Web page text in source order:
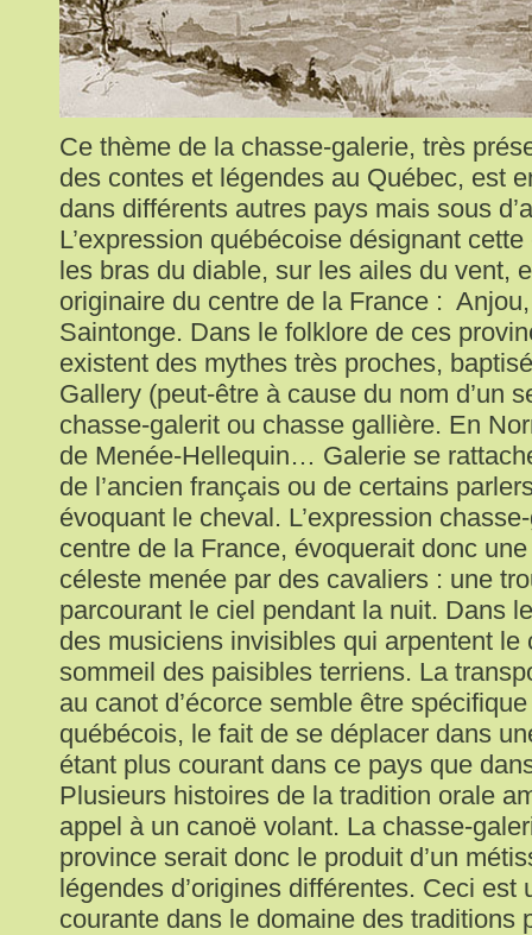
Ce thème de la chasse-galerie, très
des contes et légendes au Québec, est
dans différents autres pays mais sous
L’expression québécoise désignant
les bras du diable, sur les ailes du vent,
originaire du centre de la France :
Saintonge. Dans le folklore de ces
existent des mythes très proches,
Gallery (peut-être à cause du nom d’un
chasse-galerit ou chasse gallière. En
de Menée-Hellequin… Galerie se
de l’ancien français ou de certains
évoquant le cheval. L’expression
centre de la France, évoquerait donc
céleste menée par des cavaliers : une
parcourant le ciel pendant la nuit. Dans
des musiciens invisibles qui arpentent le
sommeil des paisibles terriens. La
au canot d’écorce semble être
québécois, le fait de se déplacer dans
étant plus courant dans ce pays que
Plusieurs histoires de la tradition orale
appel à un canoë volant. La chasse-
province serait donc le produit d’un
légendes d’origines différentes. Ceci est
courante dans le domaine des traditions